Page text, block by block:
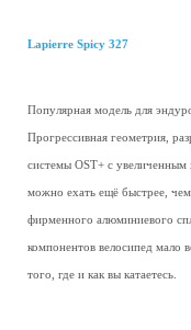
Lapierre Spicy 327
Популярная модель для
Прогрессивная геометрия,
системы OST+ с
можно ехать ещё быстрее,
фирменного алюминиевого
компонентов велосипед мало
того, где и как вы катаетесь.